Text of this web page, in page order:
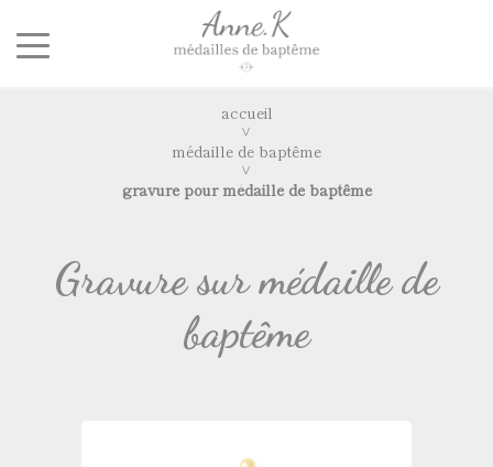
accueil
médaille de baptême
gravure pour médaille de baptême
Gravure sur médaille de
baptême